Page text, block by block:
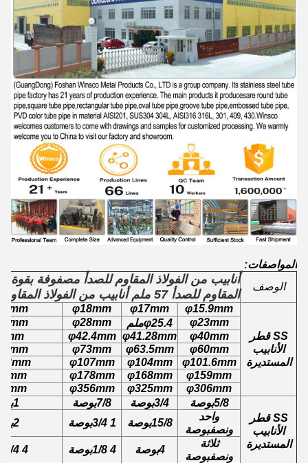
المواصفات:
الوصف
أنابيب من الفولاذ المقاوم للصدأ مصفوفة بقوة
المقاوم للصدأ 57 ملم أنابيب من الفولاذ المقاوم للصدأ 2 1/4 "أنابيب مستديرة من الفولاذ المقاوم للصدأ
SS قطر
الأنابيب
المستديرة
φ15.9mm
φ17mm
φ18mm
φ23mm
φ25.4ملم φ28mm
φ40mm
φ41.28mm
φ42.4mm
φ60mm
φ63.5mm
φ73mm
φ101.6mm
φ104mm
φ107mm
φ159mm
φ168mm
φ178mm
φ306mm
φ325mm
φ356mm
SS قطر
الأنابيب
المستديرة
5/8بوصة 3/4بوصة 7/8بوصة 1
واحد
ونصفبوصة
15/8بوصة 1 3/4 بوصة 2
ثلاثة
ونصفبوصة
4بوصة 4 1/8 بوصة 4 1/4